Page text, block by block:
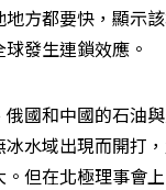
方都要快，顯示
發生連鎖效應。
國和中國的石油
水域出現而開打
但在北極理事會